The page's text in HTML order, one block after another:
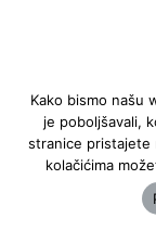
Kako bismo našu
je poboljšavali,
stranice pristajete
kolačićima